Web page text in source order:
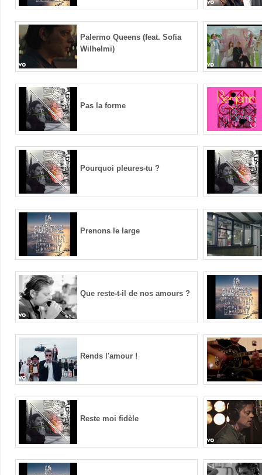
Palermo Queens (feat. Sofia
Wilhelmi)
Pas la forme
Pourquoi pleures-tu ?
Prenons le large
Que reste-t-il de nos amours ?
Rends l'amour !
Reste moi fidèle